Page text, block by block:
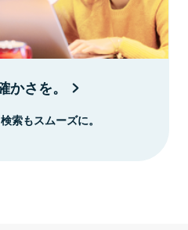
さを。
索もスムーズに。